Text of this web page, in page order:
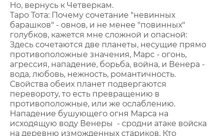
Но, вернусь к Четверкам.
Таро Тота: Почему сочетание "невинных
барашков" - овнов, и не менее "повинных"
голубков, кажется мне сложной и опасной:
Здесь сочетаются две планеты, несущие прямо
противоположные значения, Марс - огонь,
агрессия, нападение, борьба, война, и Венера -
вода, любовь, нежность, романтичность.
Свойства обеих планет подвергаются
перевороту, то есть превращению в
противоположные, или же ослаблению.
Нападение бушующего огня Марса на
исходящую воду Венеры - сродни атаке войска
на деревню изможденных стариков. Кто